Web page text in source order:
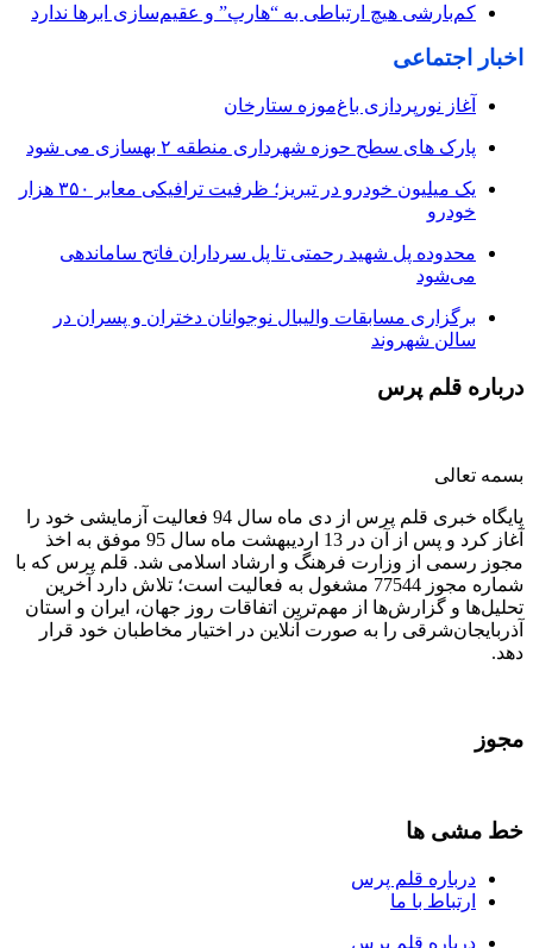
کم‌بارشی هیچ ارتباطی به “هارپ” و عقیم‌سازی ابرها ندارد
اخبار اجتماعی
آغاز نورپردازی باغ‌موزه ستارخان
پارک های سطح حوزه شهرداری منطقه ۲ بهسازی می شود
یک میلیون خودرو در تبریز؛ ظرفیت ترافیکی معابر ۳۵۰ هزار
خودرو
محدوده پل شهید رحمتی تا پل سرداران فاتح ساماندهی
می‌شود
برگزاری مسابقات والیبال نوجوانان دختران و پسران در
سالن شهروند
درباره قلم پرس
بسمه تعالی
پایگاه خبری قلم پرس از دی ماه سال 94 فعالیت آزمایشی خود را
آغاز کرد و پس از آن در 13 اردیبهشت ماه سال 95 موفق به اخذ
مجوز رسمی از وزارت فرهنگ و ارشاد اسلامی شد. قلم پرس که با
شماره مجوز 77544 مشغول به فعالیت است؛ تلاش دارد آخرین
تحلیل‌ها و گزارش‌ها از مهم‌ترین اتفاقات روز جهان، ایران و استان
آذربایجان‌شرقی را به صورت آنلاین در اختیار مخاطبان خود قرار
دهد.
مجوز
خط مشی ها
درباره قلم پرس
ارتباط با ما
درباره قلم پرس